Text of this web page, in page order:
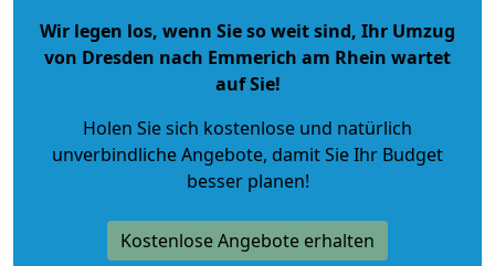
Wir legen los, wenn Sie so weit sind, Ihr Umzug
von Dresden nach Emmerich am Rhein wartet
auf Sie!
Holen Sie sich kostenlose und natürlich
unverbindliche Angebote, damit Sie Ihr Budget
besser planen!
Kostenlose Angebote erhalten